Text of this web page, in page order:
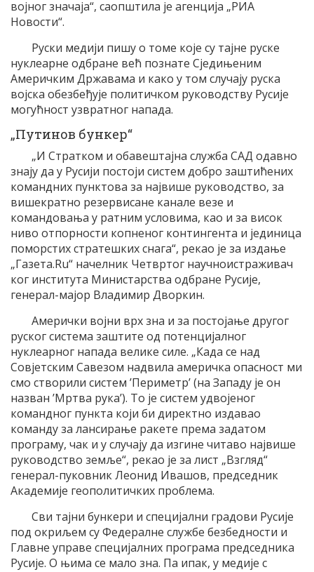
војног значаја“, саопштила је агенција „РИА
Новости“.
Руски медији пишу о томе које су тајне руске
нуклеарне одбране већ познате Сједињеним
Америчким Државама и како у том случају руска
војска обезбеђује политичком руководству Русије
могућност узвратног напада.
„Путинов бункер“
„И Стратком и обавештајна служба САД одавно
знају да у Русији постоји систем добро заштићених
командних пунктова за највише руководство, за
вишекратно резервисане канале везе и
командовања у ратним условима, као и за висок
ниво отпорности копненог контингента и јединица
поморстих стратешких снага“, рекао је за издање
„Газета.Ru“ начелник Четвртог научноистраживач
ког института Министарства одбране Русије,
генерал-мајор Владимир Дворкин.
Амерички војни врх зна и за постојање другог
руског система заштите од потенцијалног
нуклеарног напада велике силе. „Када се над
Совјетским Савезом надвила америчка опасност ми
смо створили систем ’Периметр’ (на Западу је он
назван ’Мртва рука’). То је систем удвојеног
командног пункта који би директно издавао
команду за лансирање ракете према задатом
програму, чак и у случају да изгине читаво највише
руководство земље“, рекао је за лист „Взгляд“
генерал-пуковник Леонид Ивашов, председник
Академије геополитичких проблема.
Сви тајни бункери и специјални градови Русије
под окриљем су Федералне службе безбедности и
Главне управе специјалних програма председника
Русије. О њима се мало зна. Па ипак, у медије с